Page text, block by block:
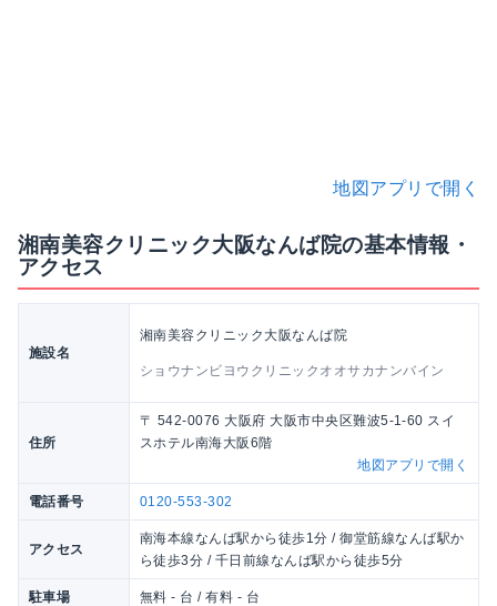
地図アプリで開く
湘南美容クリニック大阪なんば院の基本情報・
アクセス
施設名
湘南美容クリニック大阪なんば院
ショウナンビヨウクリニックオオサカナンバイン
住所
〒 542-0076 大阪府 大阪市中央区難波5-1-60 スイ
スホテル南海大阪6階
地図アプリで開く
電話番号 0120-553-302
アクセス
南海本線なんば駅から徒歩1分 / 御堂筋線なんば駅か
ら徒歩3分 / 千日前線なんば駅から徒歩5分
駐車場 無料 - 台 / 有料 - 台